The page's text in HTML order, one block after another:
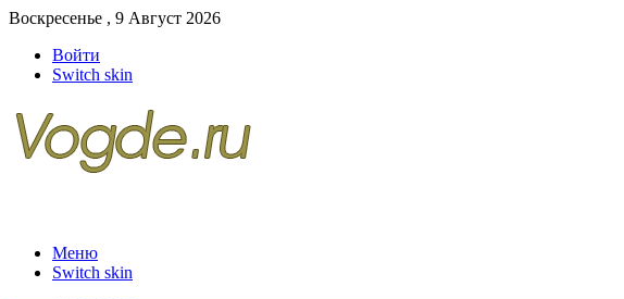
Воскресенье , 9 Август 2026
Войти
Switch skin
Меню
Switch skin